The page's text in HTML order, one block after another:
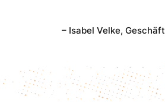
– Isabel Velke,